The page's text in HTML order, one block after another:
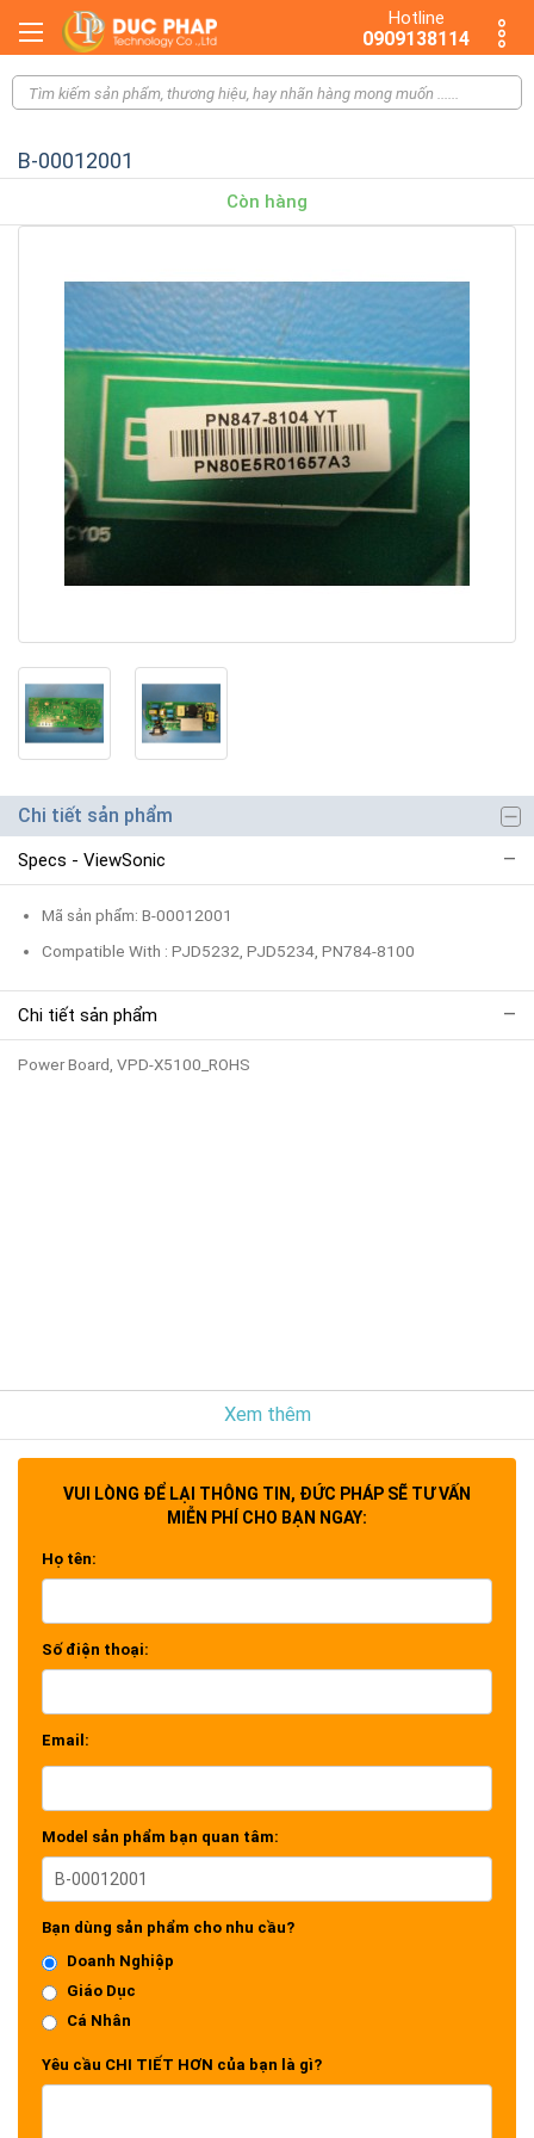
Hotline
0909138114
B-00012001
Còn hàng
Chi tiết sản phẩm
Specs - ViewSonic
Mã sản phẩm: B-00012001
Compatible With : PJD5232, PJD5234, PN784-8100
Chi tiết sản phẩm
Power Board, VPD-X5100_ROHS
Xem thêm
VUI LÒNG ĐỂ LẠI THÔNG TIN, ĐỨC PHÁP SẼ TƯ VẤN
MIỄN PHÍ CHO BẠN NGAY:
Họ tên:
Số điện thoại:
Email:
Model sản phẩm bạn quan tâm:
Bạn dùng sản phẩm cho nhu cầu?
Doanh Nghiệp
Giáo Dục
Cá Nhân
Yêu cầu CHI TIẾT HƠN của bạn là gì?